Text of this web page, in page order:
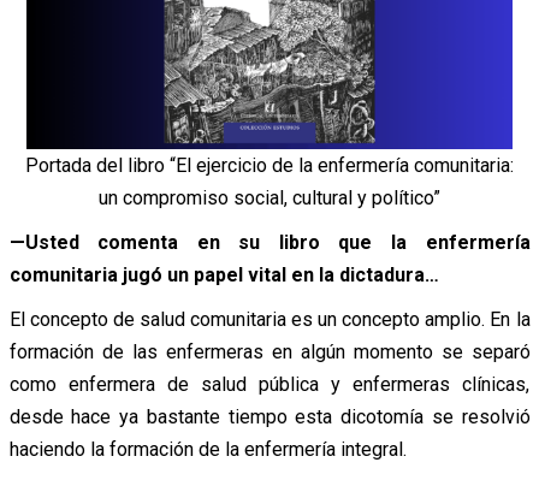
Portada del libro “El ejercicio de la enfermería comunitaria:
un compromiso social, cultural y político”
—Usted comenta en su libro que la enfermería
comunitaria jugó un papel vital en la dictadura…
El concepto de salud comunitaria es un concepto amplio. En la
formación de las enfermeras en algún momento se separó
como enfermera de salud pública y enfermeras clínicas,
desde hace ya bastante tiempo esta dicotomía se resolvió
haciendo la formación de la enfermería integral.